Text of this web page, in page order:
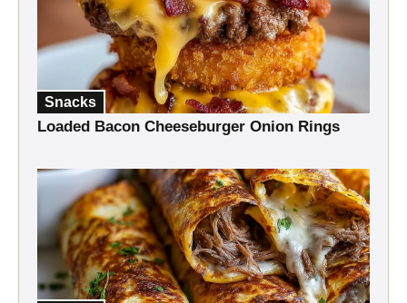
Snacks
Loaded Bacon Cheeseburger Onion Rings